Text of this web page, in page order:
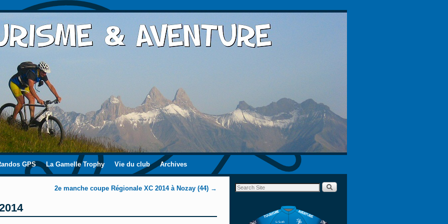
GPS La Gamelle Trophy Vie du club Archives
2e manche coupe Régionale XC 2014 à Nozay (44) →